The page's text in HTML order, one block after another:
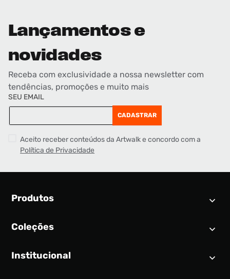
Lançamentos e
novidades
Receba com exclusividade a nossa newsletter com
tendências, promoções e muito mais
SEU EMAIL
CADASTRAR
Aceito receber conteúdos da Artwalk e concordo com a
Política de Privacidade
Produtos
Calendário SNEAKER
Tênis
Coleções
Air Jordan 1
Institucional